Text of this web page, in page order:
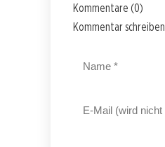
Kommentare (0)
Kommentar schreiben